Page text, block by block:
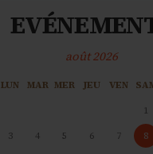
août 2026
LUN MAR MER JEU VEN
1
3
4 5 6 7 8